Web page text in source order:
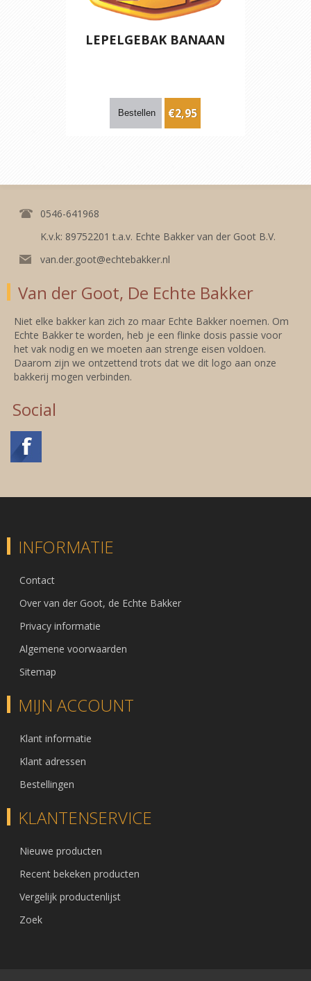
LEPELGEBAK BANAAN
€2,95
0546-641968
K.v.k: 89752201 t.a.v. Echte Bakker van der Goot B.V.
van.der.goot@echtebakker.nl
Van der Goot, De Echte Bakker
Niet elke bakker kan zich zo maar Echte Bakker noemen. Om
Echte Bakker te worden, heb je een flinke dosis passie voor
het vak nodig en we moeten aan strenge eisen voldoen.
Daarom zijn we ontzettend trots dat we dit logo aan onze
bakkerij mogen verbinden.
Social
INFORMATIE
Contact
Over van der Goot, de Echte Bakker
Privacy informatie
Algemene voorwaarden
Sitemap
MIJN ACCOUNT
Klant informatie
Klant adressen
Bestellingen
KLANTENSERVICE
Nieuwe producten
Recent bekeken producten
Vergelijk productenlijst
Zoek